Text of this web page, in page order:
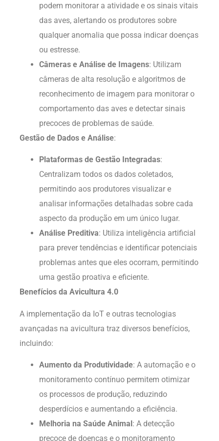
podem monitorar a atividade e os sinais vitais
das aves, alertando os produtores sobre
qualquer anomalia que possa indicar doenças
ou estresse.
Câmeras e Análise de Imagens: Utilizam
câmeras de alta resolução e algoritmos de
reconhecimento de imagem para monitorar o
comportamento das aves e detectar sinais
precoces de problemas de saúde.
Gestão de Dados e Análise:
Plataformas de Gestão Integradas:
Centralizam todos os dados coletados,
permitindo aos produtores visualizar e
analisar informações detalhadas sobre cada
aspecto da produção em um único lugar.
Análise Preditiva: Utiliza inteligência artificial
para prever tendências e identificar potenciais
problemas antes que eles ocorram, permitindo
uma gestão proativa e eficiente.
Benefícios da Avicultura 4.0
A implementação da IoT e outras tecnologias
avançadas na avicultura traz diversos benefícios,
incluindo:
Aumento da Produtividade: A automação e o
monitoramento contínuo permitem otimizar
os processos de produção, reduzindo
desperdícios e aumentando a eficiência.
Melhoria na Saúde Animal: A detecção
precoce de doenças e o monitoramento